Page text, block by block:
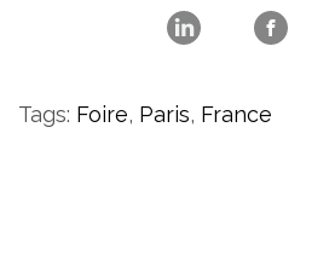
Tags: Foire, Paris, France